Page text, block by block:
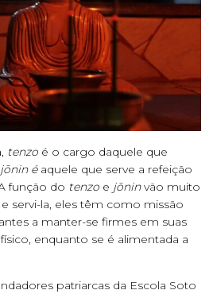
tenzo é o cargo daquele que
jōnin é aquele que serve a refeição
função do tenzo e jōninvão muito
servi-la, eles têm como missão
a manter-se firmes em suas
enquanto se é alimentada a
patriarcas da Escola Soto